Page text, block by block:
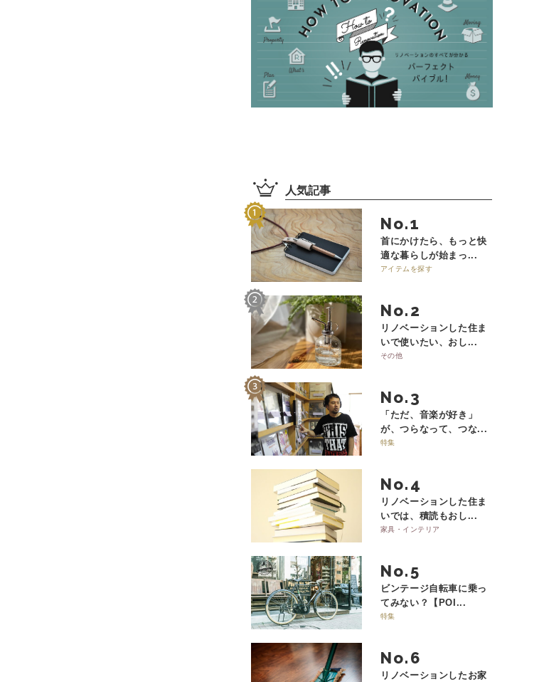
人気記事
No.
首にかけたら、もっと快
適な暮らしが始まっ...
アイテムを探す
No.
リノベーションした住ま
いで使いたい、おし...
その他
No.
「ただ、音楽が好き」
が、つらなって、つな...
特集
No.
リノベーションした住ま
いでは、積読もおし...
家具・インテリア
No.
ビンテージ自転車に乗っ
てみない？【POI...
特集
No.
リノベーションしたお家